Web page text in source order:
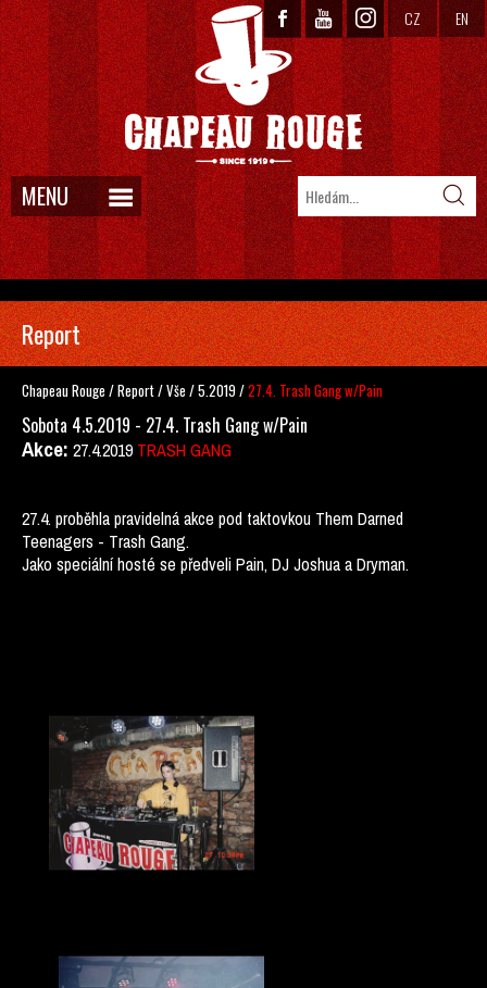
CZ EN
MENU
Report
Chapeau Rouge /Report/Vše /5.2019/27.4. Trash Gang w/Pain
Sobota 4.5.2019 - 27.4. Trash Gang w/Pain
Akce: 27.4.2019 TRASH GANG
27.4. proběhla pravidelná akce pod taktovkou Them Darned
Teenagers - Trash Gang.
Jako speciální hosté se předveli Pain, DJ Joshua a Dryman.